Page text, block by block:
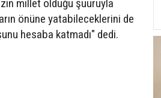
millet olduğu şuuruyla
önüne yatabileceklerini de
hesaba katmadı" dedi.